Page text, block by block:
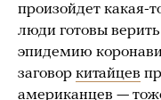
произойдет какая-
люди готовы
эпидемию
заговор китайцев
американцев —